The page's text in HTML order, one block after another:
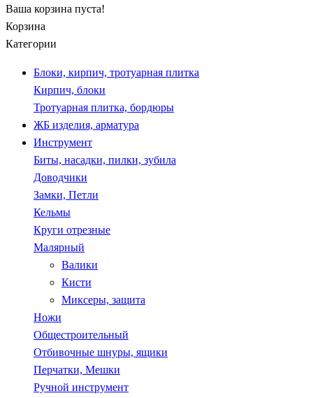
Ваша корзина пуста!
Корзина
Категории
Блоки, кирпич, тротуарная плитка
Кирпич, блоки
Тротуарная плитка, бордюры
ЖБ изделия, арматура
Инструмент
Биты, насадки, пилки, зубила
Доводчики
Замки, Петли
Кельмы
Круги отрезные
Малярный
Валики
Кисти
Миксеры, защита
Ножи
Общестроительный
Отбивочные шнуры, ящики
Перчатки, Мешки
Ручной инструмент